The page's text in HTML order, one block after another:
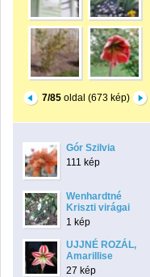
7/85oldal (673 kép)
Gór Szilvia
111 kép
Wenhardtné
Kriszti virágai
1 kép
UJJNÉ ROZÁL,
Amarillise
27 kép